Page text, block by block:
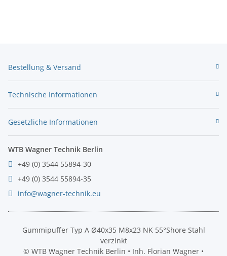
Bestellung & Versand
Technische Informationen
Gesetzliche Informationen
WTB Wagner Technik Berlin
+49 (0) 3544 55894-30
+49 (0) 3544 55894-35
info@wagner-technik.eu
Gummipuffer Typ A Ø40x35 M8x23 NK 55°Shore Stahl
verzinkt
© WTB Wagner Technik Berlin • Inh. Florian Wagner •